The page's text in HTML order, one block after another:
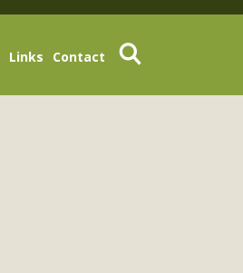
Links Contact